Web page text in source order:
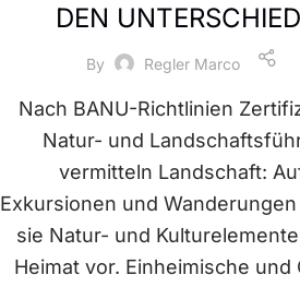
DEN
By Regler Marco
Nach BANU-Richtlinien
Natur- und
vermitteln Landschaft:
Exkursionen und
sie Natur- und
Heimat vor. Einheimische und